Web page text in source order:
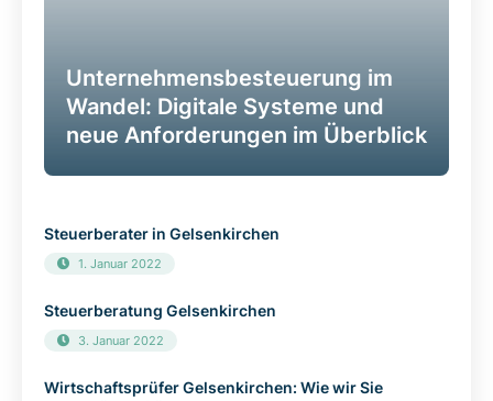
Unternehmensbesteuerung im
Wandel: Digitale Systeme und
neue Anforderungen im Überblick
Steuerberater in Gelsenkirchen
1. Januar 2022
Steuerberatung Gelsenkirchen
3. Januar 2022
Wirtschaftsprüfer Gelsenkirchen: Wie wir Sie